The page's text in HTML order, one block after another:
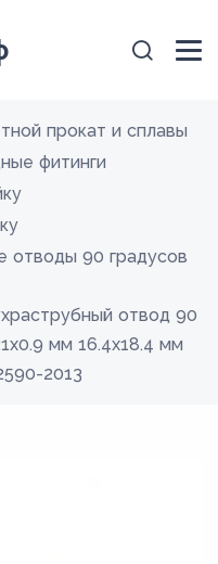
прокат и сплавы
фитинги
отводы 90 градусов
отвод 90
мм 16.4х18.4 мм
2013